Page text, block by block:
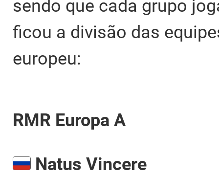
sendo que cada grupo
ficou a divisão das
europeu:
RMR Europa A
Natus Vincere